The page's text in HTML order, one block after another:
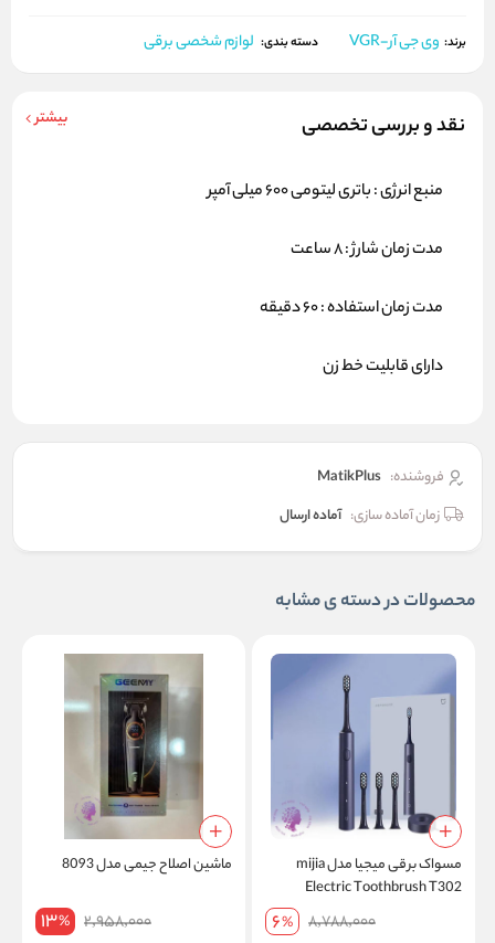
برند: وی جی آر-VGR دسته بندی: لوازم شخصی برقی
نقد و بررسی تخصصی بیشتر
منبع انرژی : باتری لیتومی 600 میلی آمپر
مدت زمان شارژ : 8 ساعت
مدت زمان استفاده : 60 دقیقه
دارای قابلیت خط زن
فروشنده: MatikPlus
زمان آماده سازی: آماده ارسال
محصولات در دسته ی مشابه
مسواک برقی میجیا مدل mijia
Electric Toothbrush T302
8,788,000
6%
ماشین اصلاح جیمی مدل 8093
2,958,000
13%